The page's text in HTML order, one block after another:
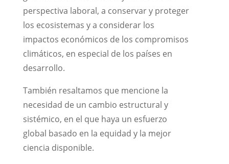
perspectiva laboral, a conservar y proteger
los ecosistemas y a considerar los
impactos económicos de los compromisos
climáticos, en especial de los países en
desarrollo.
También resaltamos que mencione la
necesidad de un cambio estructural y
sistémico, en el que haya un esfuerzo
global basado en la equidad y la mejor
ciencia disponible.